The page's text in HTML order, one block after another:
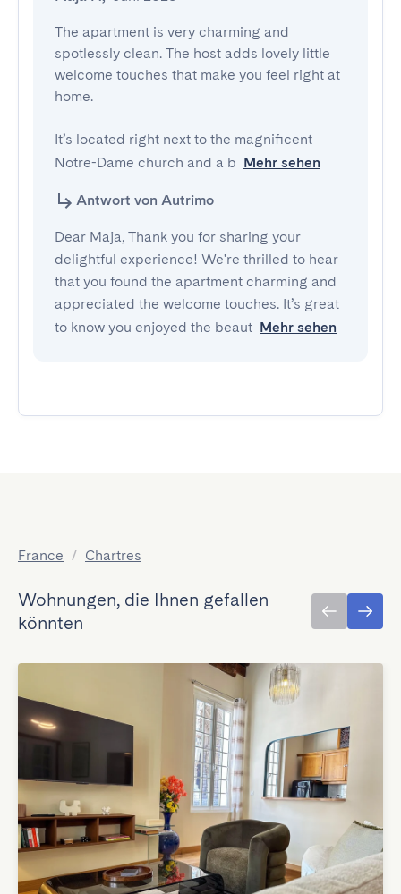
The apartment is very charming and
spotlessly clean. The host adds lovely little
welcome touches that make you feel right at
home.
It’s located right next to the magnificent
Notre-Dame church and a b Mehr sehen
Antwort von Autrimo
Dear Maja, Thank you for sharing your
delightful experience! We're thrilled to hear
that you found the apartment charming and
appreciated the welcome touches. It’s great
to know you enjoyed the beaut Mehr sehen
France / Chartres
Wohnungen, die Ihnen gefallen
könnten